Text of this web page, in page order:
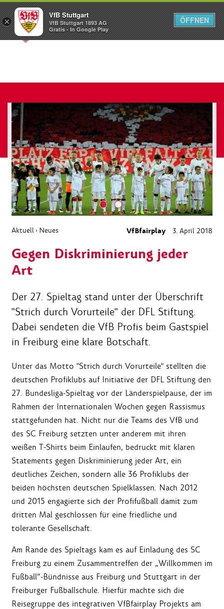
Menü
Aktuell › Neues VfBfairplay 3. April 2018
Gegen Diskriminierung jeder
Art
Der 27. Spieltag stand unter der Überschrift
"Strich durch Vorurteile" der DFL Stiftung.
Dabei sendeten die VfB Profis beim Gastspiel
in Freiburg eine klare Botschaft.
Unter das Motto "Strich durch Vorurteile" stellten die
deutschen Profiklubs auf Initiative der DFL Stiftung den
27. Bundesliga-Spieltag vor der Länderspielpause, der im
Rahmen der Internationalen Wochen gegen Rassismus
stattgefunden hat. Nicht nur die Teams des VfB und
des SC Freiburg setzten unter anderem mit ihren
weißen T-Shirts beim Einlaufen, bedruckt mit klaren
Statements gegen Diskriminierung jeder Art, ein
deutliches Zeichen, sondern alle 36 Profiklubs der
beiden höchsten deutschen Spielklassen. Nach 2012
und 2015 engagierte sich der Profifußball damit zum
dritten Mal geschlossen für eine friedliche und
tolerante Gesellschaft.
Am Rande des Spieltags kam es auf Einladung des SC
Freiburg zu einem Zusammentreffen der „Willkommen im
Fußball“-Bündnisse aus Freiburg und Stuttgart in der
Freiburger Fußballschule. Hierfür machte sich die
Reisegruppe des integrativen VfBfairplay Projekts am
×
VfB Stuttgart
VfB Stuttgart 1893 AG
Gratis - In Google Play
ÖFFNEN